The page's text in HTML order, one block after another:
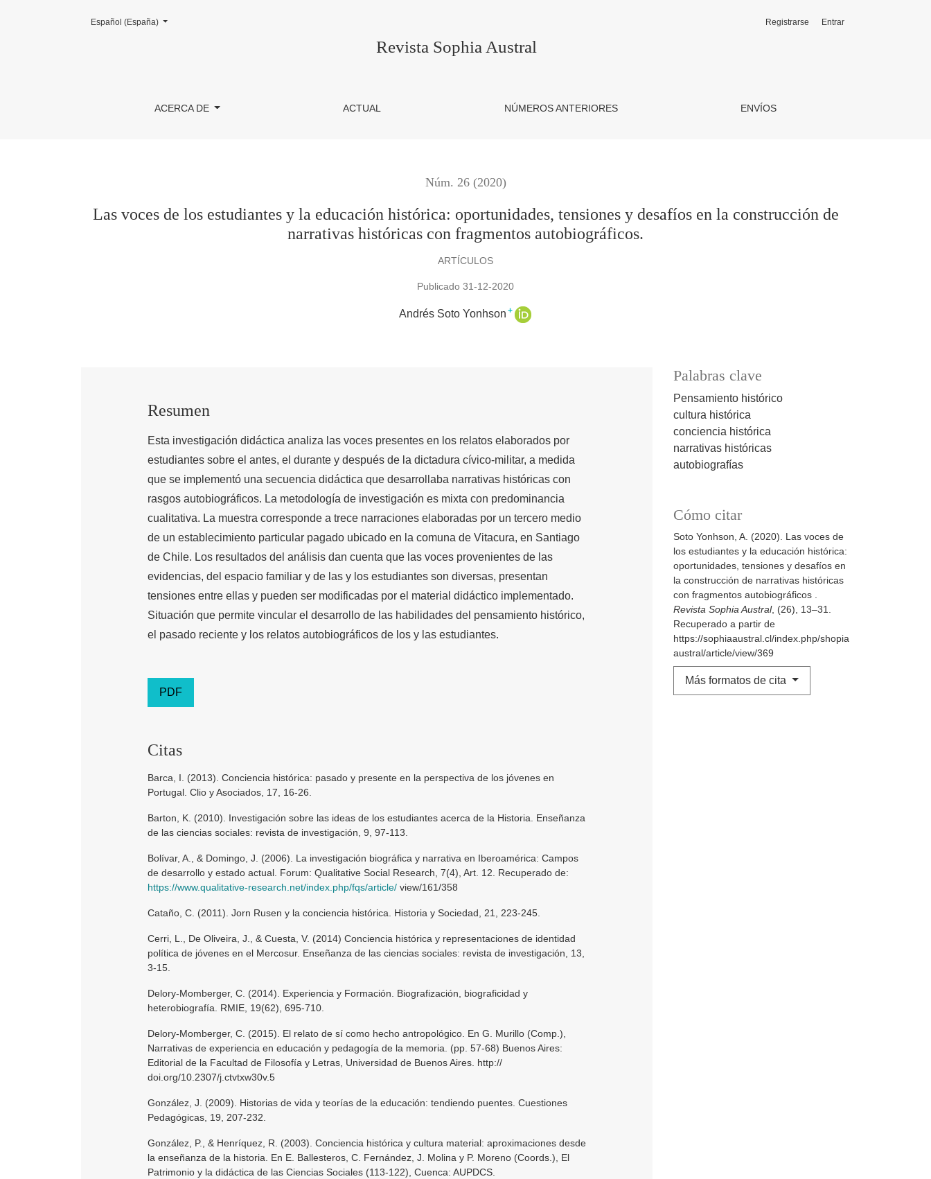
Las voces de los estudiantes y la educación histórica: oportunidades, tensiones y desafíos en la construcción de narrativas históricas con fragmentos autobiográficos.
Revista Sophia Austral
ACERCA DE ACTUAL NÚMEROS ANTERIORES ENVÍOS
Registrarse Entrar
Cambiar el idioma. El actual es:
Español (España)
Núm. 26 (2020)
Las voces de los estudiantes y la educación histórica: oportunidades, tensiones y desafíos en la construcción de
narrativas históricas con fragmentos autobiográficos.
ARTÍCULOS
Publicado 31-12-2020
Andrés Soto Yonhson +
Palabras clave
Pensamiento histórico
cultura histórica
conciencia histórica
narrativas históricas
autobiografías
Cómo citar
Soto Yonhson, A. (2020). Las voces de
los estudiantes y la educación histórica:
oportunidades, tensiones y desafíos en
la construcción de narrativas históricas
con fragmentos autobiográficos .
Revista Sophia Austral, (26), 13–31.
Recuperado a partir de
https://sophiaaustral.cl/index.php/shopia
austral/article/view/369
Más formatos de cita
Resumen
Esta investigación didáctica analiza las voces presentes en los relatos elaborados por
estudiantes sobre el antes, el durante y después de la dictadura cívico-militar, a medida
que se implementó una secuencia didáctica que desarrollaba narrativas históricas con
rasgos autobiográficos. La metodología de investigación es mixta con predominancia
cualitativa. La muestra corresponde a trece narraciones elaboradas por un tercero medio
de un establecimiento particular pagado ubicado en la comuna de Vitacura, en Santiago
de Chile. Los resultados del análisis dan cuenta que las voces provenientes de las
evidencias, del espacio familiar y de las y los estudiantes son diversas, presentan
tensiones entre ellas y pueden ser modificadas por el material didáctico implementado.
Situación que permite vincular el desarrollo de las habilidades del pensamiento histórico,
el pasado reciente y los relatos autobiográficos de los y las estudiantes.
PDF
Citas
Barca, I. (2013). Conciencia histórica: pasado y presente en la perspectiva de los jóvenes en
Portugal. Clio y Asociados, 17, 16-26.
Barton, K. (2010). Investigación sobre las ideas de los estudiantes acerca de la Historia. Enseñanza
de las ciencias sociales: revista de investigación, 9, 97-113.
Bolívar, A., & Domingo, J. (2006). La investigación biográfica y narrativa en Iberoamérica: Campos
de desarrollo y estado actual. Forum: Qualitative Social Research, 7(4), Art. 12. Recuperado de:
https://www.qualitative-research.net/index.php/fqs/article/ view/161/358
Cataño, C. (2011). Jorn Rusen y la conciencia histórica. Historia y Sociedad, 21, 223-245.
Cerri, L., De Oliveira, J., & Cuesta, V. (2014) Conciencia histórica y representaciones de identidad
política de jóvenes en el Mercosur. Enseñanza de las ciencias sociales: revista de investigación, 13,
3-15.
Delory-Momberger, C. (2014). Experiencia y Formación. Biografización, biograficidad y
heterobiografía. RMIE, 19(62), 695-710.
Delory-Momberger, C. (2015). El relato de sí como hecho antropológico. En G. Murillo (Comp.),
Narrativas de experiencia en educación y pedagogía de la memoria. (pp. 57-68) Buenos Aires:
Editorial de la Facultad de Filosofía y Letras, Universidad de Buenos Aires. http://
doi.org/10.2307/j.ctvtxw30v.5
González, J. (2009). Historias de vida y teorías de la educación: tendiendo puentes. Cuestiones
Pedagógicas, 19, 207-232.
González, P., & Henríquez, R. (2003). Conciencia histórica y cultura material: aproximaciones desde
la enseñanza de la historia. En E. Ballesteros, C. Fernández, J. Molina y P. Moreno (Coords.), El
Patrimonio y la didáctica de las Ciencias Sociales (113-122), Cuenca: AUPDCS.